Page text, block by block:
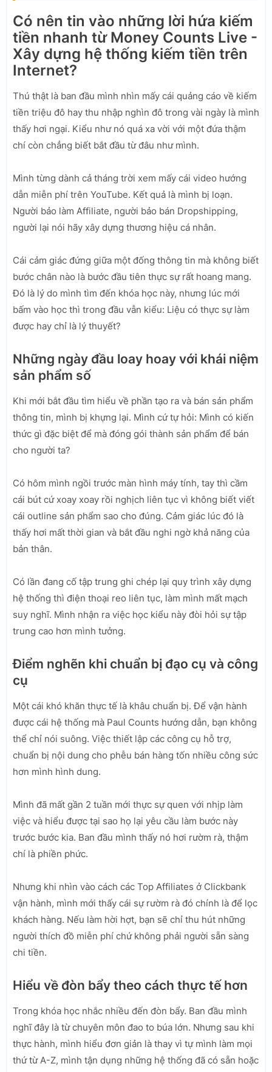
Có nên tin vào những lời hứa kiếm
tiền nhanh từ Money Counts Live -
Xây dựng hệ thống kiếm tiền trên
Internet?
Thú thật là ban đầu mình nhìn mấy cái quảng cáo về kiếm
tiền triệu đô hay thu nhập nghìn đô trong vài ngày là mình
thấy hơi ngại. Kiểu như nó quá xa vời với một đứa thậm
chí còn chẳng biết bắt đầu từ đâu như mình.
Mình từng dành cả tháng trời xem mấy cái video hướng
dẫn miễn phí trên YouTube. Kết quả là mình bị loạn.
Người bảo làm Affiliate, người bảo bán Dropshipping,
người lại nói hãy xây dựng thương hiệu cá nhân.
Cái cảm giác đứng giữa một đống thông tin mà không biết
bước chân nào là bước đầu tiên thực sự rất hoang mang.
Đó là lý do mình tìm đến khóa học này, nhưng lúc mới
bấm vào học thì trong đầu vẫn kiểu: Liệu có thực sự làm
được hay chỉ là lý thuyết?
Những ngày đầu loay hoay với khái niệm
sản phẩm số
Khi mới bắt đầu tìm hiểu về phần tạo ra và bán sản phẩm
thông tin, mình bị khựng lại. Mình cứ tự hỏi: Mình có kiến
thức gì đặc biệt để mà đóng gói thành sản phẩm để bán
cho người ta?
Có hôm mình ngồi trước màn hình máy tính, tay thì cầm
cái bút cứ xoay xoay rồi nghịch liên tục vì không biết viết
cái outline sản phẩm sao cho đúng. Cảm giác lúc đó là
thấy hơi mất thời gian và bắt đầu nghi ngờ khả năng của
bản thân.
Có lần đang cố tập trung ghi chép lại quy trình xây dựng
hệ thống thì điện thoại reo liên tục, làm mình mất mạch
suy nghĩ. Mình nhận ra việc học kiểu này đòi hỏi sự tập
trung cao hơn mình tưởng.
Điểm nghẽn khi chuẩn bị đạo cụ và công
cụ
Một cái khó khăn thực tế là khâu chuẩn bị. Để vận hành
được cái hệ thống mà Paul Counts hướng dẫn, bạn không
thể chỉ nói suông. Việc thiết lập các công cụ hỗ trợ,
chuẩn bị nội dung cho phễu bán hàng tốn nhiều công sức
hơn mình hình dung.
Mình đã mất gần 2 tuần mới thực sự quen với nhịp làm
việc và hiểu được tại sao họ lại yêu cầu làm bước này
trước bước kia. Ban đầu mình thấy nó hơi rườm rà, thậm
chí là phiền phức.
Nhưng khi nhìn vào cách các Top Affiliates ở Clickbank
vận hành, mình mới thấy cái sự rườm rà đó chính là để lọc
khách hàng. Nếu làm hời hợt, bạn sẽ chỉ thu hút những
người thích đồ miễn phí chứ không phải người sẵn sàng
chi tiền.
Hiểu về đòn bẩy theo cách thực tế hơn
Trong khóa học nhắc nhiều đến đòn bẩy. Ban đầu mình
nghĩ đây là từ chuyên môn đao to búa lớn. Nhưng sau khi
thực hành, mình hiểu đơn giản là thay vì tự mình làm mọi
thứ từ A-Z, mình tận dụng những hệ thống đã có sẵn hoặc